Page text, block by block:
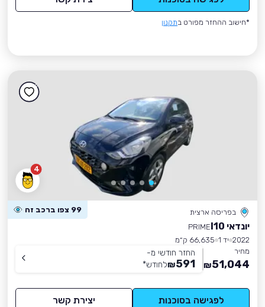
*חישוב ההחזר מפורט בתקנון
4
בפריסה ארצית 99 צפו ברכב זה
יונדאי I10
PRIME
2022 יד 1
66,635 ק״מ
מחיר
51,044
₪
החזר חודשי מ-
591
₪לחודש*
לפגישה בסוכנות יצירת קשר